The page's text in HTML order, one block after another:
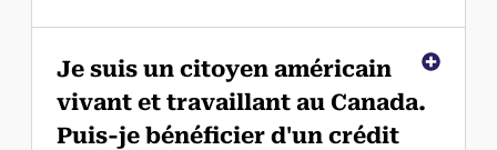
Je suis un citoyen américain
vivant et travaillant au Canada.
Puis-je bénéficier d'un crédit